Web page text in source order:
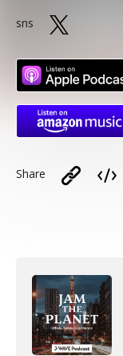
sns
Share